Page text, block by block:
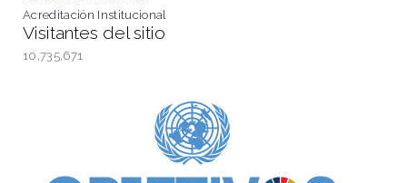
Acreditación Institucional
Visitantes del sitio
10,735,671